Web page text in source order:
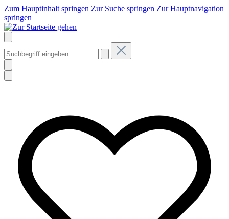
Zum Hauptinhalt springen Zur Suche springen Zur Hauptnavigation
springen